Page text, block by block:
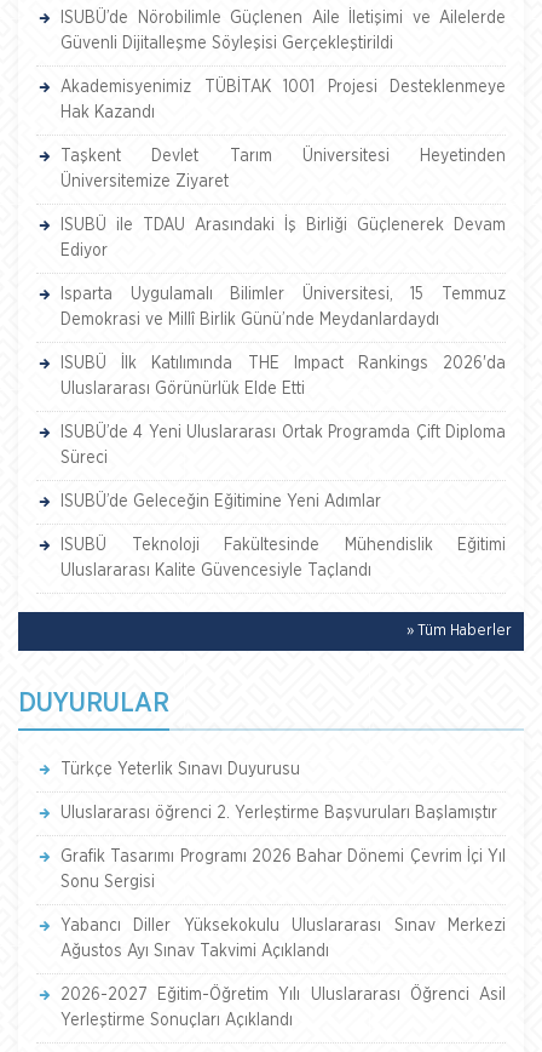
ISUBÜ’de Nörobilimle Güçlenen Aile İletişimi ve Ailelerde
Güvenli Dijitalleşme Söyleşisi Gerçekleştirildi
Akademisyenimiz TÜBİTAK 1001 Projesi Desteklenmeye
Hak Kazandı
Taşkent Devlet Tarım Üniversitesi Heyetinden
Üniversitemize Ziyaret
ISUBÜ ile TDAU Arasındaki İş Birliği Güçlenerek Devam
Ediyor
Isparta Uygulamalı Bilimler Üniversitesi, 15 Temmuz
Demokrasi ve Millî Birlik Günü’nde Meydanlardaydı
ISUBÜ İlk Katılımında THE Impact Rankings 2026'da
Uluslararası Görünürlük Elde Etti
ISUBÜ’de 4 Yeni Uluslararası Ortak Programda Çift Diploma
Süreci
ISUBÜ’de Geleceğin Eğitimine Yeni Adımlar
ISUBÜ Teknoloji Fakültesinde Mühendislik Eğitimi
Uluslararası Kalite Güvencesiyle Taçlandı
» Tüm Haberler
DUYURULAR
Türkçe Yeterlik Sınavı Duyurusu
Uluslararası öğrenci 2. Yerleştirme Başvuruları Başlamıştır
Grafik Tasarımı Programı 2026 Bahar Dönemi Çevrim İçi Yıl
Sonu Sergisi
Yabancı Diller Yüksekokulu Uluslararası Sınav Merkezi
Ağustos Ayı Sınav Takvimi Açıklandı
2026-2027 Eğitim-Öğretim Yılı Uluslararası Öğrenci Asil
Yerleştirme Sonuçları Açıklandı